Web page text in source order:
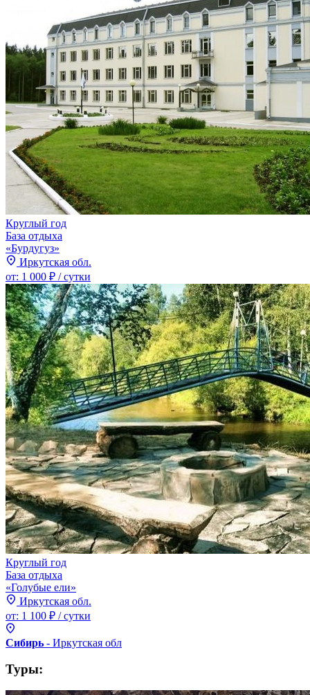
Круглый год
База отдыха
«Бурдугуз»
Иркутская обл.
от: 1 000 ₽ / сутки
Круглый год
База отдыха
«Голубые ели»
Иркутская обл.
от: 1 100 ₽ / сутки
Сибирь - Иркутская обл
Туры: